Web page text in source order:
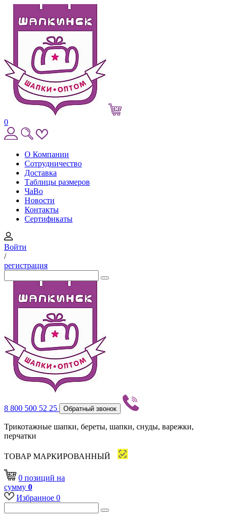
0
О Компании
Сотрудничество
Доставка
Таблицы размеров
ЧаВо
Новости
Контакты
Сертификаты
Войти
/
регистрация
8 800 500 52 25 Обратный звонок
Трикотажные шапки, береты, шапки, снуды, варежки,
перчатки
ТОВАР МАРКИРОВАННЫЙ
0 позиций на
сумму 0
Избранное 0